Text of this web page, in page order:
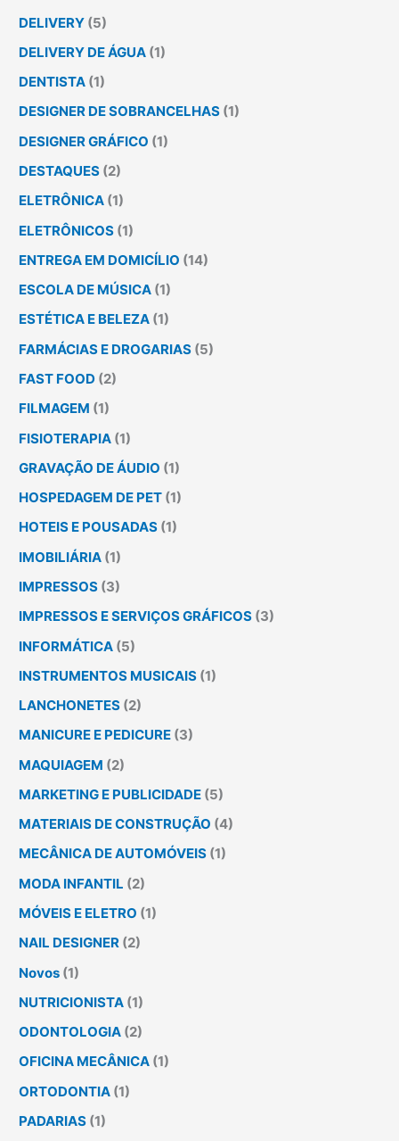
DELIVERY (5)
DELIVERY DE ÁGUA (1)
DENTISTA (1)
DESIGNER DE SOBRANCELHAS (1)
DESIGNER GRÁFICO (1)
DESTAQUES (2)
ELETRÔNICA (1)
ELETRÔNICOS (1)
ENTREGA EM DOMICÍLIO (14)
ESCOLA DE MÚSICA (1)
ESTÉTICA E BELEZA (1)
FARMÁCIAS E DROGARIAS (5)
FAST FOOD (2)
FILMAGEM (1)
FISIOTERAPIA (1)
GRAVAÇÃO DE ÁUDIO (1)
HOSPEDAGEM DE PET (1)
HOTEIS E POUSADAS (1)
IMOBILIÁRIA (1)
IMPRESSOS (3)
IMPRESSOS E SERVIÇOS GRÁFICOS (3)
INFORMÁTICA (5)
INSTRUMENTOS MUSICAIS (1)
LANCHONETES (2)
MANICURE E PEDICURE (3)
MAQUIAGEM (2)
MARKETING E PUBLICIDADE (5)
MATERIAIS DE CONSTRUÇÃO (4)
MECÂNICA DE AUTOMÓVEIS (1)
MODA INFANTIL (2)
MÓVEIS E ELETRO (1)
NAIL DESIGNER (2)
Novos (1)
NUTRICIONISTA (1)
ODONTOLOGIA (2)
OFICINA MECÂNICA (1)
ORTODONTIA (1)
PADARIAS (1)